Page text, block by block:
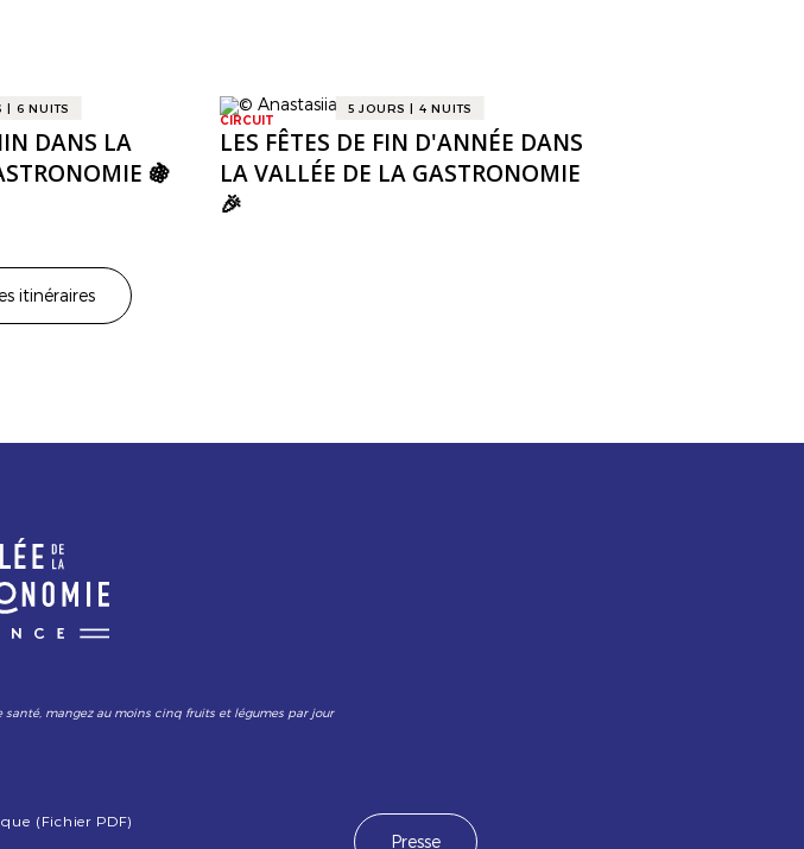
| 6 NUITS
DANS LA
🍇
5 JOURS | 4 NUITS
CIRCUIT
LES FÊTES DE FIN D'ANNÉE DANS
LA VALLÉE DE LA GASTRONOMIE
🎉
itinéraires
santé, mangez au moins cinq fruits et légumes par jour
(Fichier PDF)
Presse